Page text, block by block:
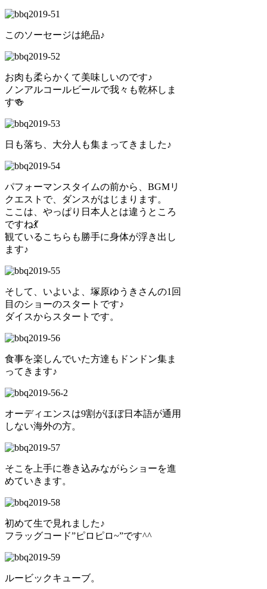
このソーセージは絶品♪
お肉も柔らかくて美味しいのです♪
ノンアルコールビールで我々も乾杯しま
す🍻
日も落ち、大分人も集まってきました♪
パフォーマンスタイムの前から、BGMリ
クエストで、ダンスがはじまります。
ここは、やっぱり日本人とは違うところ
ですね💃
観ているこちらも勝手に身体が浮き出し
ます♪
そして、いよいよ、塚原ゆうきさんの1回
目のショーのスタートです♪
ダイスからスタートです。
食事を楽しんでいた方達もドンドン集ま
ってきます♪
オーディエンスは9割がほぼ日本語が通用
しない海外の方。
そこを上手に巻き込みながらショーを進
めていきます。
初めて生で見れました♪
フラッグコード”ピロピロ~”です^^
ルービックキューブ。